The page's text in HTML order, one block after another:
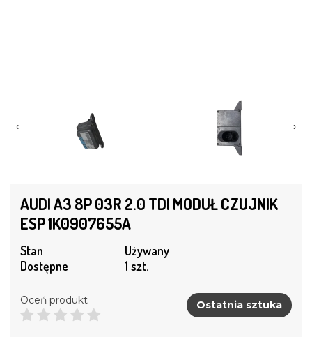
‹ ›
AUDI A3 8P 03R 2.0 TDI MODUŁ CZUJNIK
ESP 1K0907655A
Stan
Używany
Dostępne
1 szt.
Oceń produkt Ostatnia sztuka